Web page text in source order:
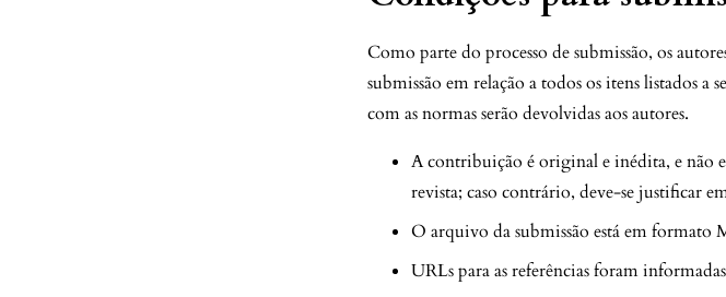
Como parte do processo de submissão, os
submissão em relação a todos os itens listados a
com as normas serão devolvidas aos autores.
A contribuição é original e inédita, e não
revista; caso contrário, deve-se justificar
O arquivo da submissão está em
URLs para as referências foram